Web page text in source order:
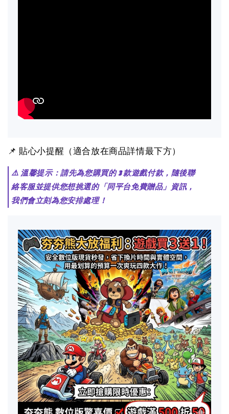
📌 貼心小提醒（適合放在商品詳情最下方）
⚠️ 溫馨提示：請先為您購買的 3 款遊戲付款，隨後聯
絡客服並提供您想挑選的「同平台免費贈品」資訊，
我們會立刻為您安排處理！